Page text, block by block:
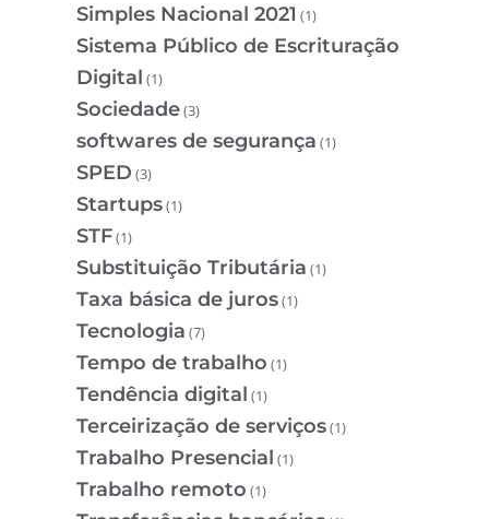
Simples Nacional 2021 (1)
Sistema Público de Escrituração
Digital (1)
Sociedade(3)
softwares de segurança (1)
SPED (3)
Startups(1)
STF(1)
Substituição Tributária (1)
Taxa básica de juros(1)
Tecnologia (7)
Tempo de trabalho (1)
Tendência digital (1)
Terceirização de serviços(1)
Trabalho Presencial (1)
Trabalho remoto (1)